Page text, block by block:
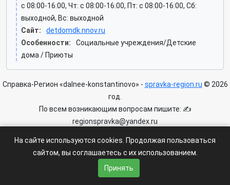
c 08:00-16:00, Чт: c 08:00-16:00, Пт: c 08:00-16:00, Сб:
выходной, Вс: выходной
Сайт:
detdomdk.nnov.ru
Особенности:
Социальные учреждения/Детские
дома / Приюты
Справка-Регион «dalnee-konstantinovo» - spravka-region.ru © 2026
год.
По всем возникающим вопросам пишите: ✍
regionspravka@yandex.ru
ограничения 6+.
Пользовательское соглашение|Политика конфиденциальности
Условия доступа к сайту
На сайте используются cookies. Продолжая пользоваться
сайтом, вы соглашаетесь с их использованием.
Принять